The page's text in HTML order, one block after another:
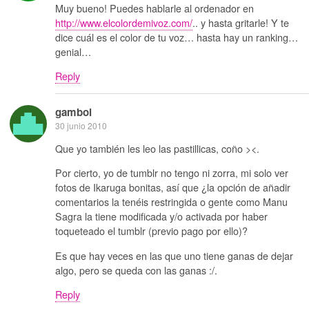
Muy bueno! Puedes hablarle al ordenador en
http://www.elcolordemivoz.com/.. y hasta gritarle! Y te
dice cuál es el color de tu voz… hasta hay un ranking…
genial…
Reply
gamboi
30 junio 2010
Que yo también les leo las pastillicas, coño ><.
Por cierto, yo de tumblr no tengo ni zorra, mi solo ver
fotos de Ikaruga bonitas, así que ¿la opción de añadir
comentarios la tenéis restringida o gente como Manu
Sagra la tiene modificada y/o activada por haber
toqueteado el tumblr (previo pago por ello)?
Es que hay veces en las que uno tiene ganas de dejar
algo, pero se queda con las ganas :/.
Reply